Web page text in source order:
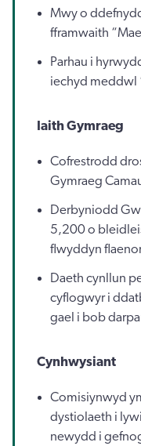
Mwy o
fframwaith
Parhau i
iechyd meddwl
Iaith Gymraeg
Cofrestrodd
Gymraeg
Derbyniodd
5,200 o
flwyddyn
Daeth cynllun
cyflogwyr i
gael i bob
Cynhwysiant
Comisiynwyd
dystiolaeth i
newydd i